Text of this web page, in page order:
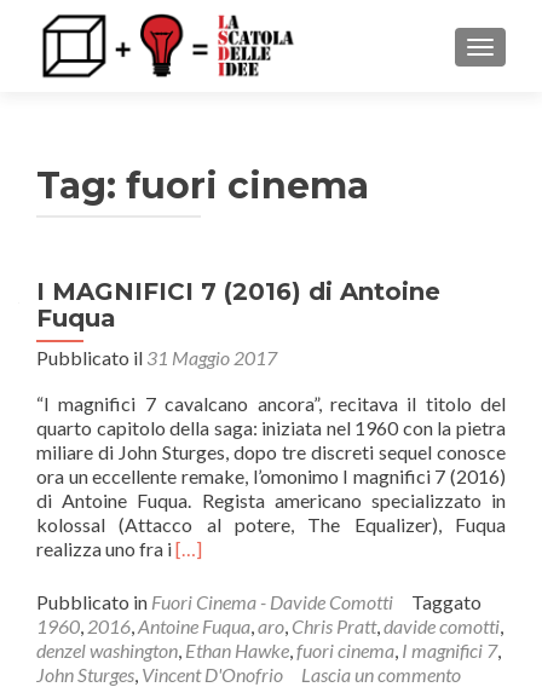
Tag: fuori cinema
I MAGNIFICI 7 (2016) di Antoine
Fuqua
Pubblicato il 31 Maggio 2017
“I magnifici 7 cavalcano ancora”, recitava il titolo del
quarto capitolo della saga: iniziata nel 1960 con la pietra
miliare di John Sturges, dopo tre discreti sequel conosce
ora un eccellente remake, l’omonimo I magnifici 7 (2016)
di Antoine Fuqua. Regista americano specializzato in
kolossal (Attacco al potere, The Equalizer), Fuqua
realizza uno fra iLeggi
piùI
MAGNIFICI
7
(2016)
[…]
Pubblicato in Fuori Cinema - Davide Comotti
Taggato
1960, 2016,Antoine Fuqua,aro, Chris Pratt,davide comotti,
denzel washington, Ethan Hawke,fuori cinema, I magnifici 7,
John Sturges, Vincent D'Onofrio Lascia un commento
Navigazione articoli